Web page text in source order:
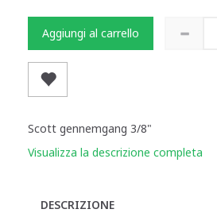
Aggiungi al carrello
Scott gennemgang 3/8"
Visualizza la descrizione completa
DESCRIZIONE